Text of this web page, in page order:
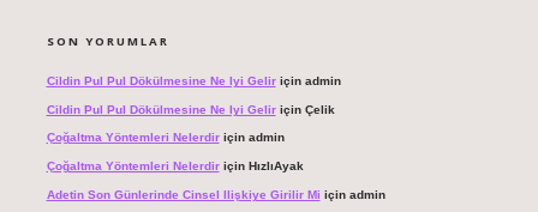
SON YORUMLAR
Cildin Pul Pul Dökülmesine Ne Iyi Geliriçin admin
Cildin Pul Pul Dökülmesine Ne Iyi Geliriçin Çelik
Çoğaltma Yöntemleri Nelerdiriçin admin
Çoğaltma Yöntemleri Nelerdiriçin HızlıAyak
Adetin Son Günlerinde Cinsel Ilişkiye Girilir Mi için admin